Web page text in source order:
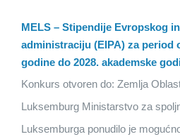
MELS – Stipendije Evropskog
administraciju (EIPA) za period
godine do 2028. akademske
Konkurs otvoren do: Zemlja
Luksemburg Ministarstvo za
Luksemburga ponudilo je